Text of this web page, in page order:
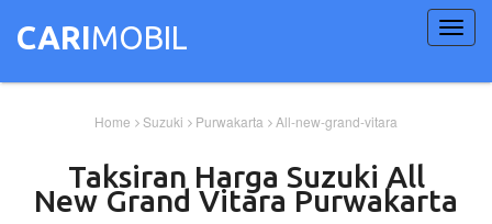
CARIMOBIL
Home Suzuki Purwakarta All-new-grand-vitara
Taksiran Harga Suzuki All
New Grand Vitara Purwakarta